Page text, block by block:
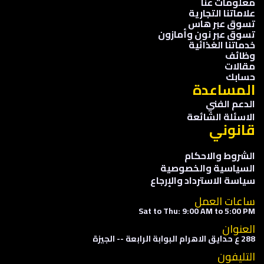
علاماتنا التجارية
تسوق عبر هاس
تسوق عبر نون وأمازون
خدماتنا الغذائية
وظائف
مقالات
حسابك
المساعدة
الدعم الفني
الاسئلة الشائعة
قانوني
الشروط والاحكام
السياسية والخصوصية
سياسة الاسترداد والإرجاع
ساعات العمل
Sat to Thu: 9:00 AM to 5:00 PM
العنوان
288 ع حدايق الاهرام البوابة الرابعة -- الجيزة
التليفون